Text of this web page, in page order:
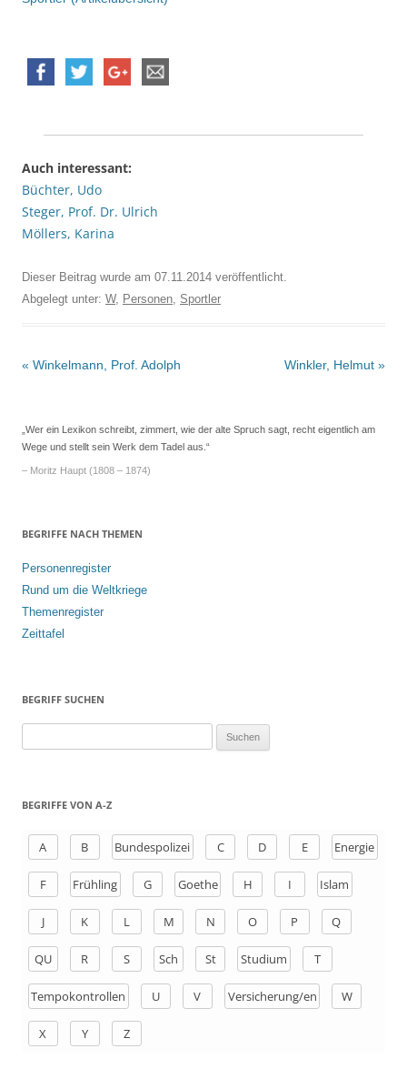
Auch interessant:
Büchter, Udo
Steger, Prof. Dr. Ulrich
Möllers, Karina
Dieser Beitrag wurde am 07.11.2014 veröffentlicht.
Abgelegt unter: W, Personen Sportler
Beitrags-
« Winkelmann, Prof. Adolph Winkler, Helmut »
„Wer ein Lexikon schreibt, zimmert, wie der alte Spruch sagt, recht eigentlich am
Wege und stellt sein Werk dem Tadel aus.“
– Moritz Haupt (1808 – 1874)
BEGRIFFE NACH THEMEN
Personenregister
Rund um die Weltkriege
Themenregister
Zeittafel
BEGRIFF SUCHEN
h
BEGRIFFE VON A-Z
A B Bundespolizei C D E Energie
F Frühling G Goethe H I Islam
J K L M N O P Q
QU R S Sch St Studium T
Tempokontrollen U V Versicherung/en W
X Y Z